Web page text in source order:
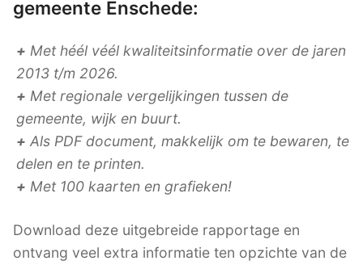
gemeente Enschede:
+ Met héél véél kwaliteitsinformatie over de jaren
2013 t/m 2026.
+ Met regionale vergelijkingen tussen de
gemeente, wijk en buurt.
+ Als PDF document, makkelijk om te bewaren, te
delen en te printen.
+ Met 100 kaarten en grafieken!
Download deze uitgebreide rapportage en
ontvang veel extra informatie ten opzichte van de